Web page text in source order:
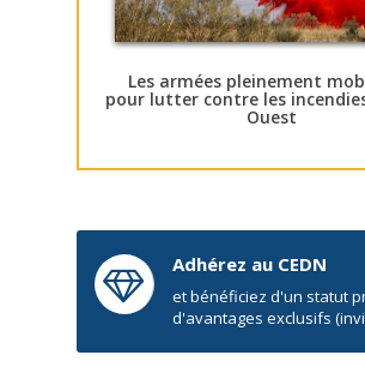
Les armées pleinement
pour lutter contre les
Ouest
Adhérez au CEDN
et bénéficiez d'un statut
d'avantages exclusifs